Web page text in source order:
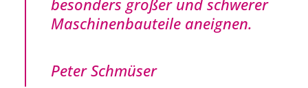
besonders großer und schwerer
Maschinenbauteile aneignen.
Peter Schmüser